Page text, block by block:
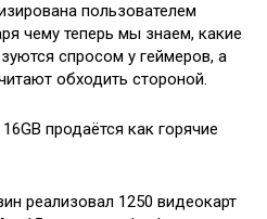
пользователем
чему теперь мы знаем, какие
спросом у геймеров, а
обходить стороной.
реализовал 1250 видеокарт